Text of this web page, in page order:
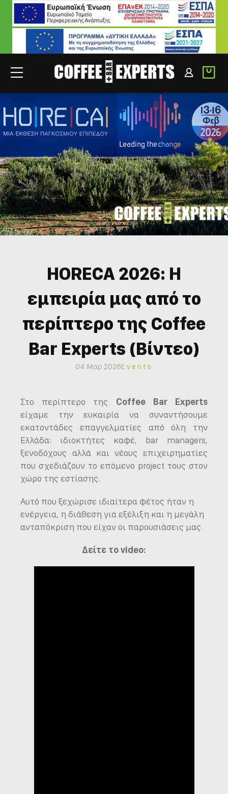
ΣΥΝΕΡΓΑΤΕΣ ΣΥΝΔΕΣΗ B2B
HORECA 2026: Η
εμπειρία μας από το
περίπτερο της Coffee
Bar Experts (Βίντεο)
04 Μαρ 2026Events
Στο περίπτερο της Coffee Bar Experts
είχαμε την ευκαιρία να συναντήσουμε
εκατοντάδες επαγγελματίες από όλη την
Ελλάδα: ιδιοκτήτες καφέ, bar managers,
ξενοδόχους αλλά και νέους επιχειρηματίες
που σχεδιάζουν το επόμενο project τους στον
χώρο της εστίασης.
Αυτό που ξεχώρισε ιδιαίτερα φέτος ήταν η
ενέργεια, η διάθεση για εξέλιξη και η μεγάλη
ανταπόκριση που είχαν οι παρουσιάσεις μας.
Δείτε το video: